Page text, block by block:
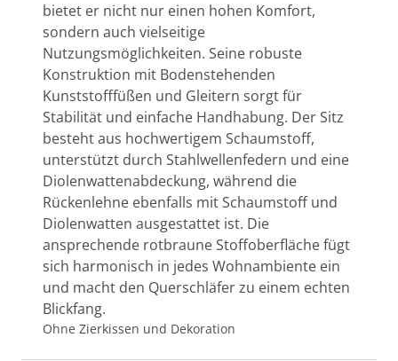
bietet er nicht nur einen hohen Komfort,
sondern auch vielseitige
Nutzungsmöglichkeiten. Seine robuste
Konstruktion mit Bodenstehenden
Kunststofffüßen und Gleitern sorgt für
Stabilität und einfache Handhabung. Der Sitz
besteht aus hochwertigem Schaumstoff,
unterstützt durch Stahlwellenfedern und eine
Diolenwattenabdeckung, während die
Rückenlehne ebenfalls mit Schaumstoff und
Diolenwatten ausgestattet ist. Die
ansprechende rotbraune Stoffoberfläche fügt
sich harmonisch in jedes Wohnambiente ein
und macht den Querschläfer zu einem echten
Blickfang.
Ohne Zierkissen und Dekoration